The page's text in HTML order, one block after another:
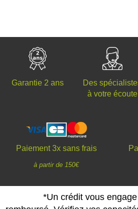
Garantie 2 ans
Des
à votre écoute
Paiement 3x sans frais
à partir de 150€
*Un crédit vous